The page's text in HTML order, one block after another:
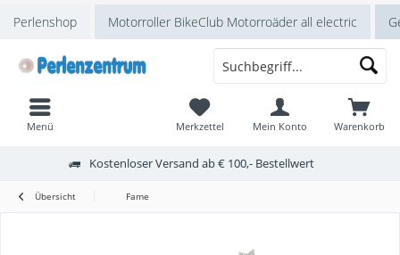
Perlenshop Motorroller BikeClub Motorroäder all electric
Kostenloser Versand ab € 100,- Bestellwert
Warenkorb
Merkzettel Mein Konto
Menü
Übersicht Fame